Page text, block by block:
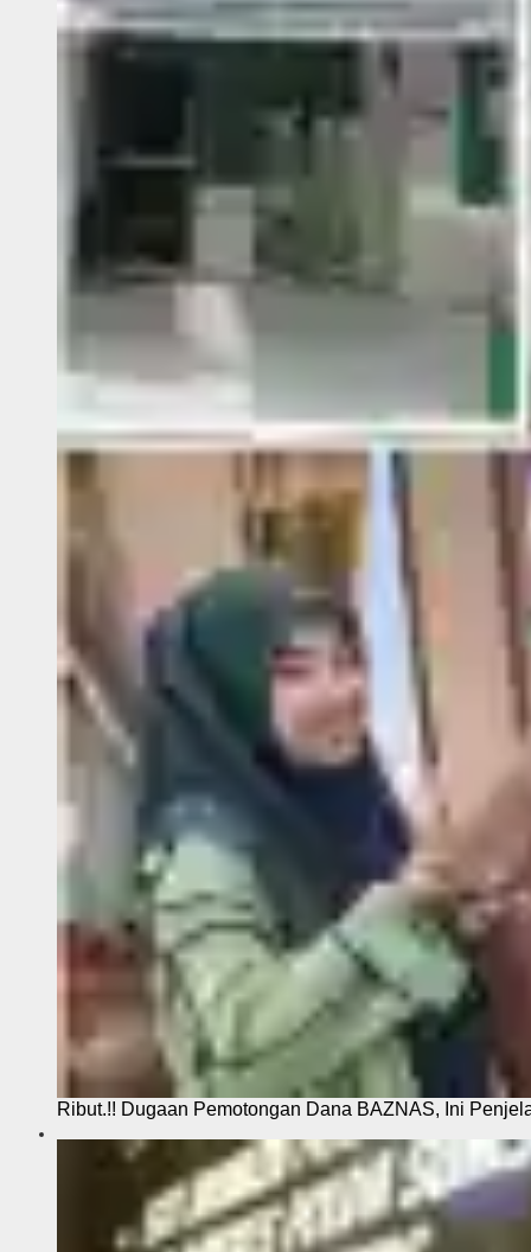
Ribut.!! Dugaan Pemotongan Dana BAZNAS, Ini